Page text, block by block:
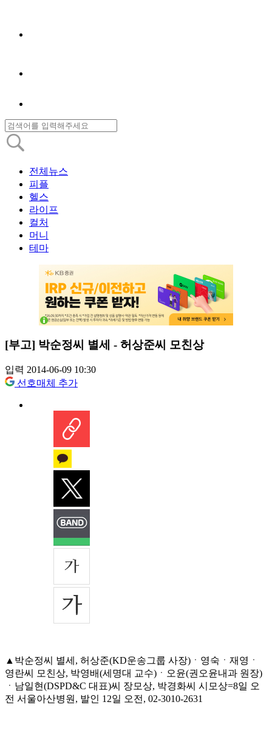
전체뉴스
피플
헬스
라이프
컬처
머니
테마
[부고] 박순정씨 별세 - 허상준씨 모친상
입력 2014-06-09 10:30
선호매체 추가
▲박순정씨 별세, 허상준(KD운송그룹 사장)ㆍ영숙ㆍ재영ㆍ
영란씨 모친상, 박영배(세명대 교수)ㆍ오윤(권오윤내과 원장)
ㆍ남일현(DSPD&C 대표)씨 장모상, 박경화씨 시모상=8일 오
전 서울아산병원, 발인 12일 오전, 02-3010-2631